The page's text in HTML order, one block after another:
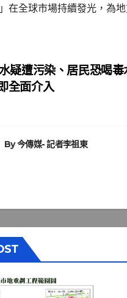
在全球市場持續發光，為
疑遭污染、居民恐喝
全面介入
By今傳媒- 記者李祖東